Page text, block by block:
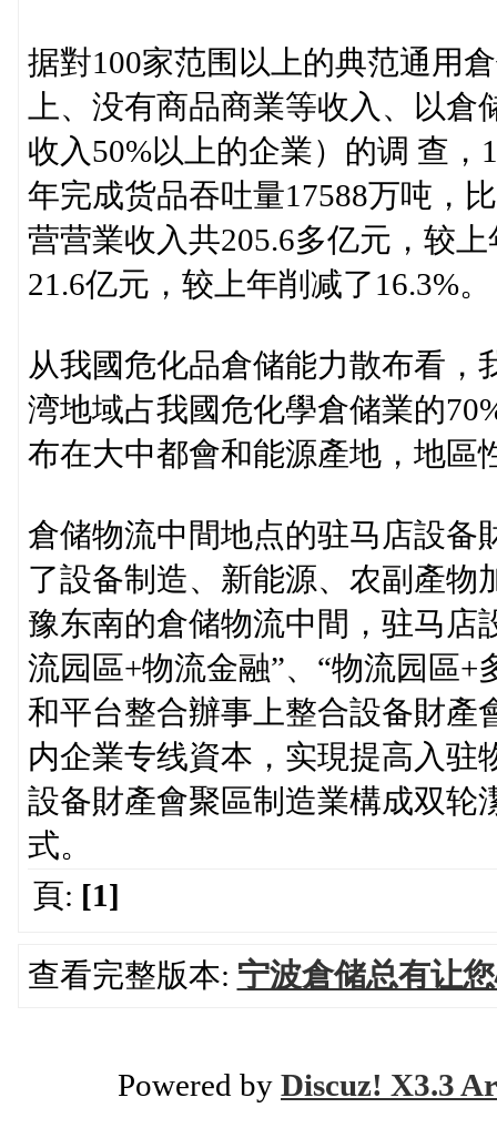
据對100家范围以上的典范通用
上、没有商品商業等收入、以
收入50%以上的企業）的调 查
年完成货品吞吐量17588万吨，
营营業收入共205.6多亿元，较
21.6亿元，较上年削减了16.3%。
从我國危化品倉储能力散布看，
湾地域占我國危化學倉储業的
布在大中都會和能源產地，地區
倉储物流中間地点的驻马店設备
了設备制造、新能源、农副產物
豫东南的倉储物流中間，驻马店
流园區+物流金融”、“物流园區
和平台整合辦事上整合設备財產
内企業专线資本，实現提高入驻
設备財產會聚區制造業構成双轮
式。
頁: [1]
查看完整版本: 宁波倉储总有让
Powered by Discuz! X3.3